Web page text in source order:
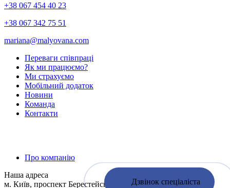
Дзвінок спеціаліста
+38 067 454 40 23
+38 067 342 75 51
mariana@malyovana.com
Переваги співпраці
Як ми працюємо?
Ми страхуємо
Мобiльний додаток
Новини
Команда
Контакти
Про компанію
Наша адреса
м. Київ, проспект Берестейський 67